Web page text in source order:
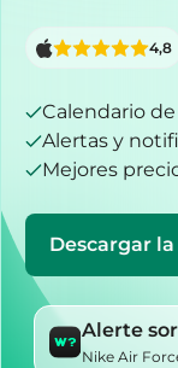
Calendario
Alertas y
Mejores
Descargar
4,8
Alerte
Nike Air